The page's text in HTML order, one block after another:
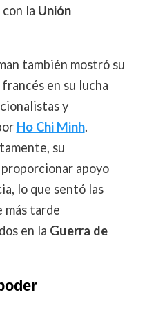
la Unión
también mostró su
en su lucha
y
Ho Chi Minh.
su
apoyo
lo que sentó las
más tarde
en la Guerra de